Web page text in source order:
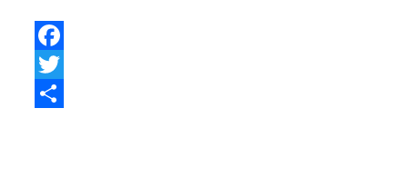
Facebook
Twitter